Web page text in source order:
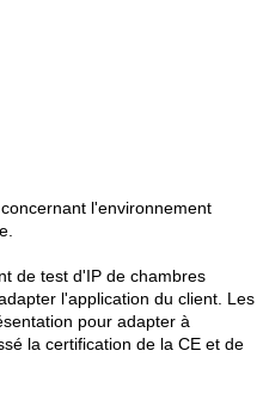
l'environnement
de test d'IP de chambres
l'application du client. Les
pour adapter à
la certification de la CE et de